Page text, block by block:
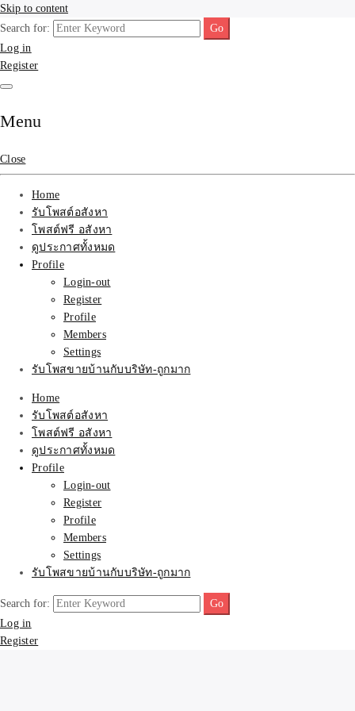
Skip to content
รับจ้างโพสขายบ้าน ที่ดิน
ติดAI SEO กับบริษัทใหญ่
รับจ้างทำโฆษณา สินค้า
บ้านที่ดิน ราคา ถูกและดี
ที่สุด บริการ โปรโมท
โฆษณารับโพสอสังหา ทีม
งาน บริํษัทใหญ่ เว็บขาย
บ้าน คุณภาพอันดับ1
SEOขายบ้าน
รับจ้างโพสขายบ้าน ที่ดิน ไม่มีค่านายหน้า กับบริษัท SEO-AI เน้นติดหน้า
แรก บริการโพสต์ โปรโมท รับจ้างทำโฆษณา ราคาถูก เว็บขายบ้าน รับโพ
สอสังหา ติดหน้าแรกกูเกิ้ล ทีมงาน บริํษัทใหญ่ รับประกันผลงาน ที่เดียวใน
เมืองไทย ช่วยคุณขายบ้าน อสังหา สินค้าได้จริงๆ ราคาถูกและดี มีอยู่จริง
Search for:
Log in
Register
Menu
Close
Home
รับโพสต์อสังหา
โพสต์ฟรี อสังหา
ดูประกาศทั้งหมด
Profile
Login-out
Register
Profile
Members
Settings
รับโพสขายบ้านกับบริษัท-ถูกมาก
Home
รับโพสต์อสังหา
โพสต์ฟรี อสังหา
ดูประกาศทั้งหมด
Profile
Login-out
Register
Profile
Members
Settings
รับโพสขายบ้านกับบริษัท-ถูกมาก
Search for:
Log in
Register